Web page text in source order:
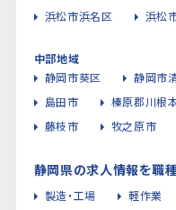
浜松市浜名区
浜松
中部地域
静岡市葵区
静岡市
島田市
榛原郡川根
藤枝市
牧之原市
静岡県の求人情報を職
製造・工場 軽作業